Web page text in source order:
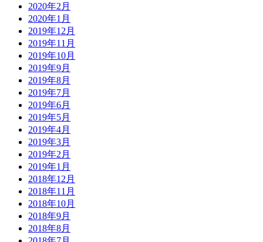
2020年2月
2020年1月
2019年12月
2019年11月
2019年10月
2019年9月
2019年8月
2019年7月
2019年6月
2019年5月
2019年4月
2019年3月
2019年2月
2019年1月
2018年12月
2018年11月
2018年10月
2018年9月
2018年8月